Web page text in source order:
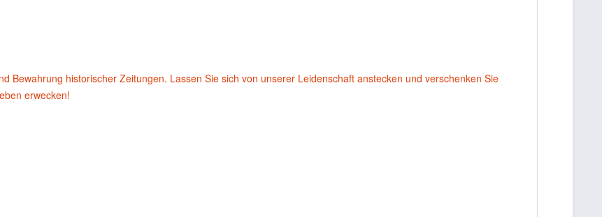
Bewahrung historischer Zeitungen. Lassen Sie sich von unserer Leidenschaft anstecken und verschenken Sie
erwecken!